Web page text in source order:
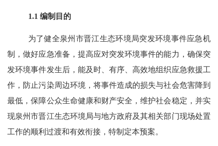
1.1编制目的
为了健全泉州市晋江生态环境局突发环境事件应急机
制，做好应急准备，提高应对突发环境事件的能力，确保突
发环境事件发生后，能及时、有序、高效地组织应急救援工
作，防止污染周边环境，将事件造成的损失与社会危害降到
最低，保障公众生命健康和财产安全，维护社会稳定，并实
现泉州市晋江生态环境局与地方政府及其相关部门现场处置
工作的顺利过渡和有效衔接，特制定本预案。